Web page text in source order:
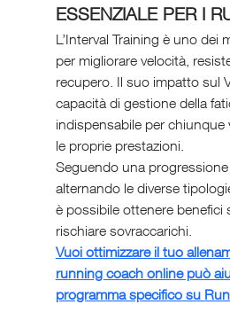
ESSENZIALE PER I
L’Interval Training è uno dei
per migliorare velocità,
recupero. Il suo impatto sul
capacità di gestione della
indispensabile per chiunque
le proprie prestazioni.
Seguendo una
alternando le diverse
è possibile ottenere benefici
rischiare sovraccarichi.
Vuoi ottimizzare il tuo
running coach online può
programma specifico su